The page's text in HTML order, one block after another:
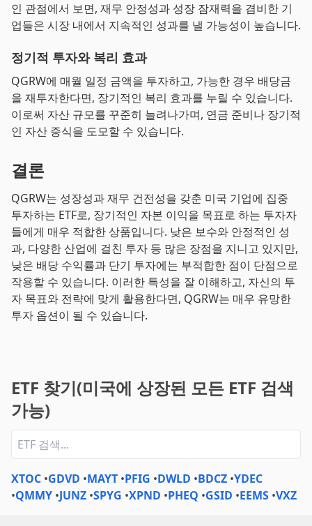
인 관점에서 보면, 재무 안정성과 성장 잠재력을 겸비한 기
업들은 시장 내에서 지속적인 성과를 낼 가능성이 높습니다.
정기적 투자와 복리 효과
QGRW에 매월 일정 금액을 투자하고, 가능한 경우 배당금
을 재투자한다면, 장기적인 복리 효과를 누릴 수 있습니다.
이로써 자산 규모를 꾸준히 늘려나가며, 연금 준비나 장기적
인 자산 증식을 도모할 수 있습니다.
결론
QGRW는 성장성과 재무 건전성을 갖춘 미국 기업에 집중
투자하는 ETF로, 장기적인 자본 이익을 목표로 하는 투자자
들에게 매우 적합한 상품입니다. 낮은 보수와 안정적인 성
과, 다양한 산업에 걸친 투자 등 많은 장점을 지니고 있지만,
낮은 배당 수익률과 단기 투자에는 부적합한 점이 단점으로
작용할 수 있습니다. 이러한 특성을 잘 이해하고, 자신의 투
자 목표와 전략에 맞게 활용한다면, QGRW는 매우 유망한
투자 옵션이 될 수 있습니다.
ETF 찾기(미국에 상장된 모든 ETF 검색
가능)
XTOC •GDVD •MAYT •PFIG •DWLD •BDCZ •YDEC
•QMMY •JUNZ •SPYG •XPND •PHEQ •GSID •EEMS •VXZ